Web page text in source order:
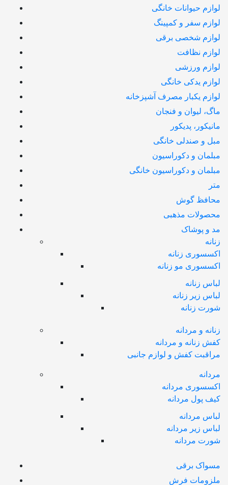
لوازم حیوانات خانگی
لوازم سفر و کمپینگ
لوازم شخصی برقی
لوازم نظافت
لوازم ورزشی
لوازم یدکی خانگی
لوازم یکبار مصرف آشپزخانه
ماگ، لیوان و فنجان
مانیکور، پدیکور
مبل و صندلی خانگی
مبلمان و دکوراسیون
مبلمان و دکوراسیون خانگی
متر
محافظ گوش
محصولات مذهبی
مد و پوشاک
زنانه
اکسسوری زنانه
اکسسوری مو زنانه
لباس زنانه
لباس زیر زنانه
شورت زنانه
زنانه و مردانه
کفش زنانه و مردانه
مراقبت کفش و لوازم جانبی
مردانه
اکسسوری مردانه
کیف پول مردانه
لباس مردانه
لباس زیر مردانه
شورت مردانه
مسواک برقی
ملزومات فرش